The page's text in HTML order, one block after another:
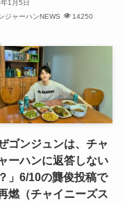
1月5日
ジャーハンNEWS
14250
ゴンジュンは、チャ
ーハンに返答しない
」6/10の龔俊投稿で
燃（チャイニーズス